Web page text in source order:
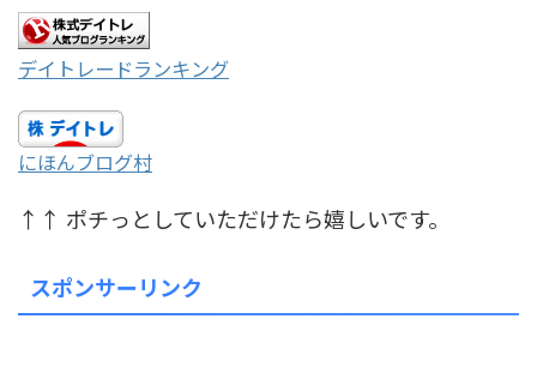
デイトレードランキング
にほんブログ村
↑↑ ポチっとしていただけたら嬉しいです。
スポンサーリンク